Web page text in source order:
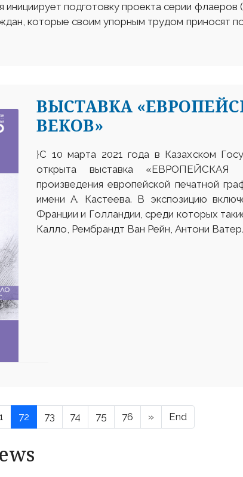
инициирует подготовку проекта серии флаеров
которые своим упорным трудом приносят
ВЫСТАВКА
ВЕКОВ»
}С 10 марта 2021 года в Казахском
открыта выставка «ЕВРОПЕЙСКАЯ
произведения европейской печатной
имени А. Кастеева. В экспозицию
Франции и Голландии, среди которых
Калло, Рембрандт Ван Рейн, Антони
72 73 74 75 76 » End